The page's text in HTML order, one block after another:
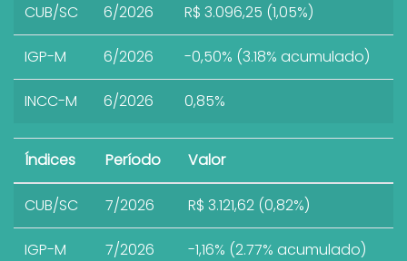
CUB/SC 6/2026 R$ 3.096,25 (1,05%)
IGP-M 6/2026 -0,50% (3.18% acumulado)
INCC-M 6/2026 0,85%
Índices Período Valor
CUB/SC 7/2026 R$ 3.121,62 (0,82%)
IGP-M 7/2026 -1,16% (2.77% acumulado)